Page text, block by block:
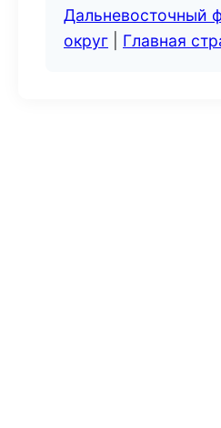
Дальневосточный
округ
Главная